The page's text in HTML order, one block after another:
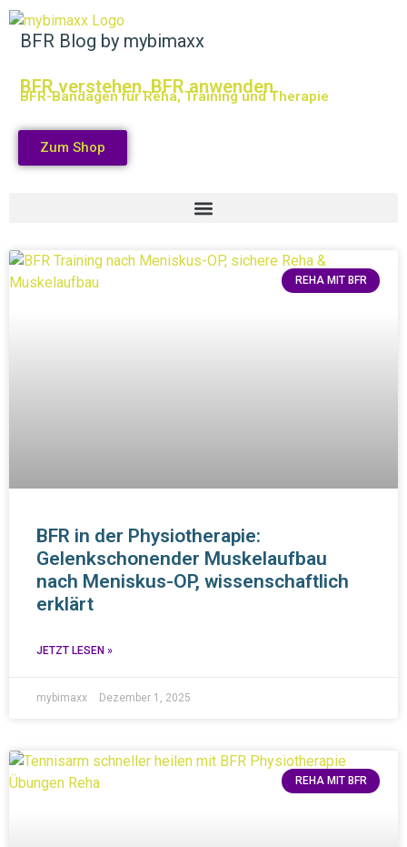
BFR Blog by mybimaxx
BFR verstehen. BFR anwenden.
BFR-Bandagen für Reha, Training und Therapie
Zum Shop
REHA MIT BFR
BFR in der Physiotherapie:
Gelenkschonender Muskelaufbau
nach Meniskus-OP, wissenschaftlich
erklärt
JETZT LESEN »
mybimaxx Dezember 1, 2025
REHA MIT BFR